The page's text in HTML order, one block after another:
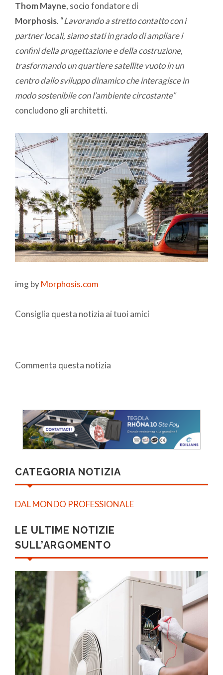
Thom Mayne, socio fondatore di
Morphosis. “Lavorando a stretto contatto con i
partner locali, siamo stati in grado di ampliare i
confini della progettazione e della costruzione,
trasformando un quartiere satellite vuoto in un
centro dallo sviluppo dinamico che interagisce in
modo sostenibile con l’ambiente circostante”
concludono gli architetti.
img byMorphosis.com
Consiglia questa notizia ai tuoi amici
Commenta questa notizia
CATEGORIA NOTIZIA
DAL MONDO PROFESSIONALE
LE ULTIME NOTIZIE
SULL’ARGOMENTO